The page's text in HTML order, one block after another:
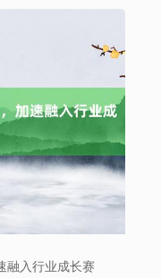
融入行业成长赛
+0.57%